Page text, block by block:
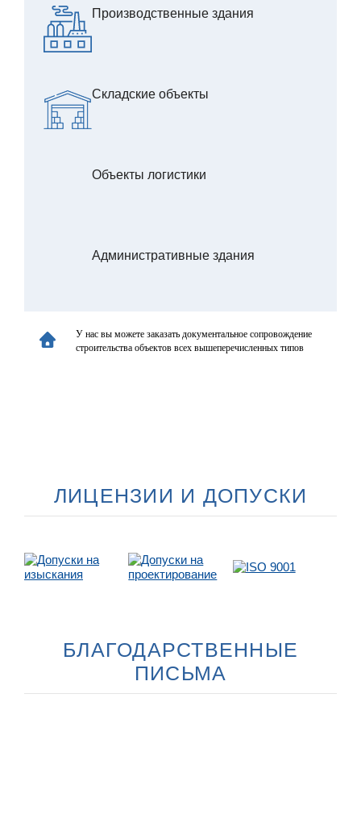
Производственные здания
Складские объекты
Объекты логистики
Административные здания
У нас вы можете заказать документальное сопровождение
строительства объектов всех вышеперечисленных типов
ЛИЦЕНЗИИ И ДОПУСКИ
БЛАГОДАРСТВЕННЫЕ
ПИСЬМА